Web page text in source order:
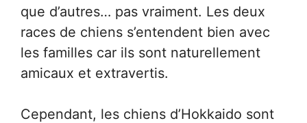
que d’autres… pas vraiment. Les deux
races de chiens s’entendent bien avec
les familles car ils sont naturellement
amicaux et extravertis.
Cependant, les chiens d’Hokkaido sont